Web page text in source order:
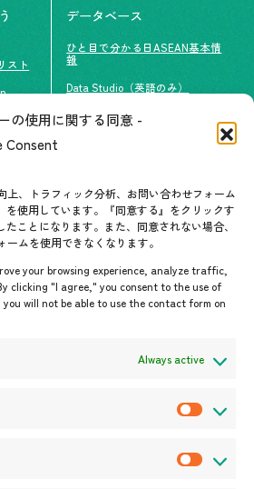
の使用に関する同意 -
Consent
上、トラフィック分析、お問い合わせフォーム
を使用しています。『同意する』をクリックす
たことになります。また、同意されない場合、
ムを使用できなくなります。
your browsing experience, analyze traffic,
clicking "I agree," you consent to the use of
will not be able to use the contact form on
Always active
スト
データベース
ひと目で分かる日ASEAN基本情
報
Data Studio（英語のみ）
お問い合わせ先一覧